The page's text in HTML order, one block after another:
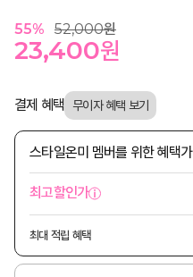
55% 52,000원
23,400원
결제 혜택
스타일온미 멤버를 위한 혜택가
최고할인가
최대 적립 혜택